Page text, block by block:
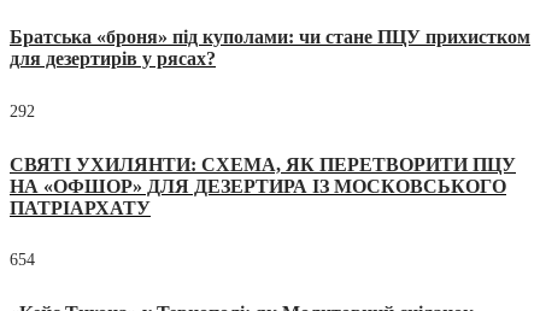
Братська «броня» під куполами: чи стане ПЦУ прихистком
для дезертирів у рясах?
292
СВЯТІ УХИЛЯНТИ: СХЕМА, ЯК ПЕРЕТВОРИТИ ПЦУ
НА «ОФШОР» ДЛЯ ДЕЗЕРТИРА ІЗ МОСКОВСЬКОГО
ПАТРІАРХАТУ
654